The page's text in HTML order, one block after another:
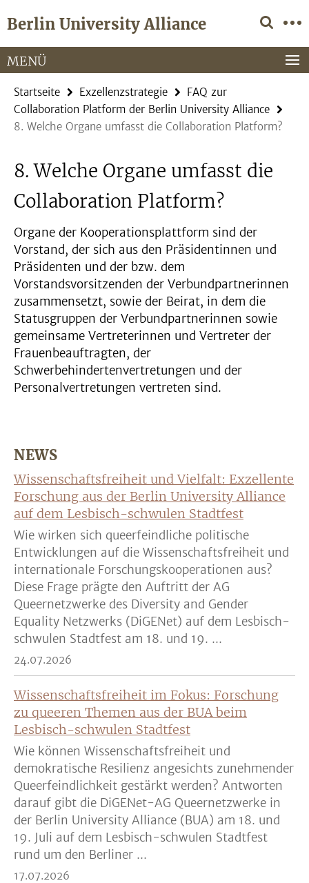
direkt
Inhalt
Berlin University Alliance
Service-
Navigation
MENÜ
Startseite Exzellenzstrategie
FAQ zur
Collaboration Platform der Berlin University Alliance
8. Welche Organe umfasst die Collaboration Platform?
8. Welche Organe umfasst die
Collaboration Platform?
Organe der Kooperationsplattform sind der
Vorstand, der sich aus den Präsidentinnen und
Präsidenten und der bzw. dem
Vorstandsvorsitzenden der Verbundpartnerinnen
zusammensetzt, sowie der Beirat, in dem die
Statusgruppen der Verbundpartnerinnen sowie
gemeinsame Vertreterinnen und Vertreter der
Frauenbeauftragten, der
Schwerbehindertenvertretungen und der
Personalvertretungen vertreten sind.
NEWS
Wissenschaftsfreiheit und Vielfalt: Exzellente
Forschung aus der Berlin University Alliance
auf dem Lesbisch-schwulen Stadtfest
Wie wirken sich queerfeindliche politische
Entwicklungen auf die Wissenschaftsfreiheit und
internationale Forschungskooperationen aus?
Diese Frage prägte den Auftritt der AG
Queernetzwerke des Diversity and Gender
Equality Netzwerks (DiGENet) auf dem Lesbisch-
schwulen Stadtfest am 18. und 19. ...
24.07.2026
Wissenschaftsfreiheit im Fokus: Forschung
zu queeren Themen aus der BUA beim
Lesbisch-schwulen Stadtfest
Wie können Wissenschaftsfreiheit und
demokratische Resilienz angesichts zunehmender
Queerfeindlichkeit gestärkt werden? Antworten
darauf gibt die DiGENet-AG Queernetzwerke in
der Berlin University Alliance (BUA) am 18. und
19. Juli auf dem Lesbisch-schwulen Stadtfest
rund um den Berliner ...
17.07.2026